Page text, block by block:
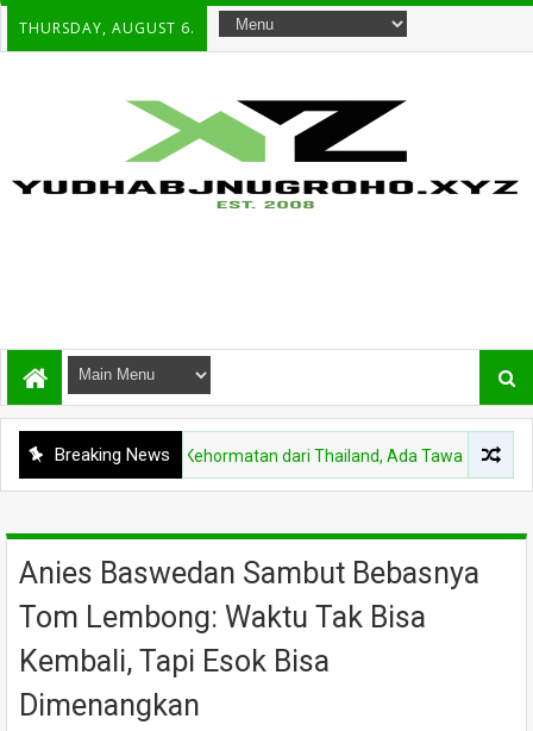
THURSDAY, AUGUST 6.
Breaking News
Di Balik Medali Kehormatan dari Thailand, Ada Tawaran Strategis
Anies Baswedan Sambut Bebasnya
Tom Lembong: Waktu Tak Bisa
Kembali, Tapi Esok Bisa
Dimenangkan